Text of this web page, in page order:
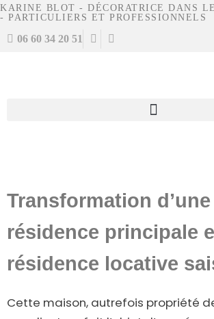
KARINE BLOT - DÉCORATRICE DANS
- PARTICULIERS ET PROFESSIONNELS
06 60 34 20 51
Transformation d’une
résidence principale
résidence locative
Cette maison, autrefois propriété